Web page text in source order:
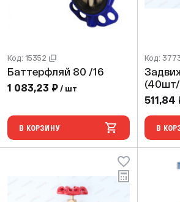
Код: 15352
Баттерфляй 80 /16
1 083,23 ₽ / шт
В КОРЗИНУ
Код:
Задвижка 1/
511,84
В